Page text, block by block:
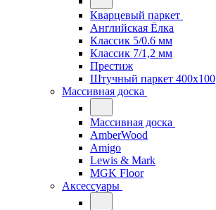
Кварцевый паркет
Английская Ёлка
Классик 5/0.6 мм
Классик 7/1,2 мм
Престиж
Штучный паркет 400x100
Массивная доска
Массивная доска
AmberWood
Amigo
Lewis & Mark
MGK Floor
Аксессуары